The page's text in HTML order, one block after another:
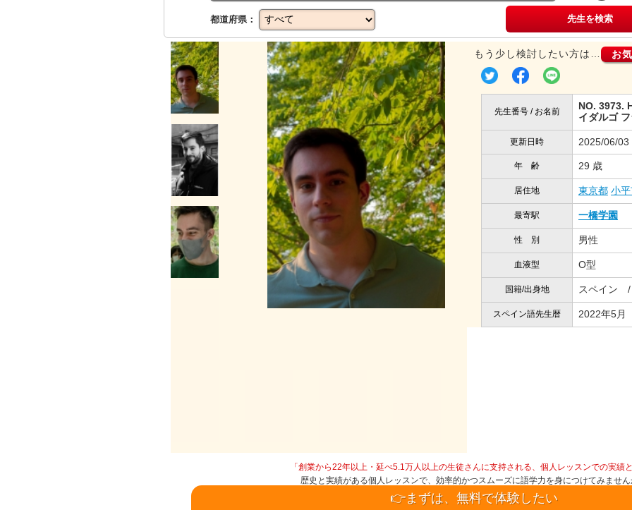
都道府県： 先生を検索
もう少し検討したい方は… お
先生番号 / お名前
NO. 3973.
イダルゴ
更新日時 2025/06/03
年 齢 29 歳
居住地 東京都 小
最寄駅 一橋学園
性 別 男性
血液型 O型
国籍/出身地 スペイン
スペイン語先生暦 2022年5月
「創業から22年以上・延べ5.1万人以上の生徒さんに支持される、個人レッスンでの実績と
歴史と実績がある個人レッスンで、効率的かつスムーズに語学力を身につけてみません
👉まずは、無料で体験したい